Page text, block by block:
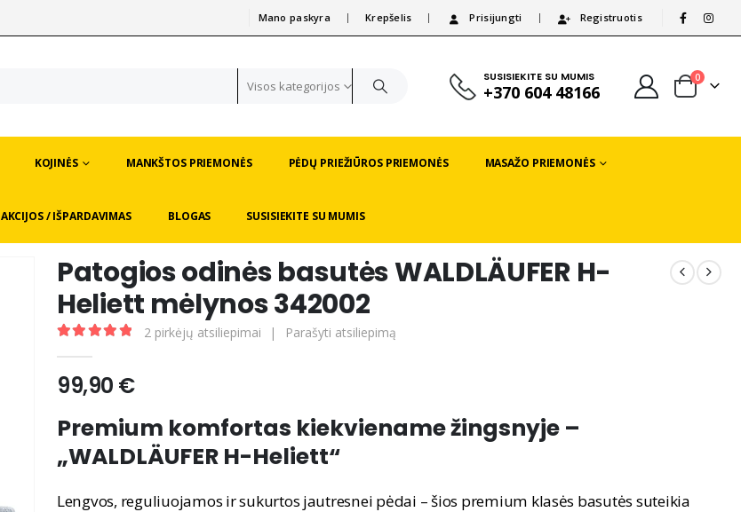
Mano paskyra Krepšelis Prisijungti Registruotis
Visos kategorijos
SUSISIEKITE SU MUMIS
+370 604 48166
0
KOJINĖS MANKŠTOS PRIEMONĖS PĖDŲ PRIEŽIŪROS PRIEMONĖS MASAŽO PRIEMONĖS
AKCIJOS / IŠPARDAVIMAS BLOGAS SUSISIEKITE SU MUMIS
Patogios odinės basutės WALDLÄUFER H-
Heliett mėlynos 342002
2pirkėjų atsiliepimai | Parašyti atsiliepimą
99,90 €
Premium komfortas kiekviename žingsnyje –
„WALDLÄUFER H-Heliett“
Lengvos, reguliuojamos ir sukurtos jautresnei pėdai – šios premium klasės basutės suteikia